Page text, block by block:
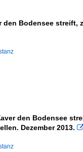
den Bodensee streift,
den Bodensee
Dezember 2013.